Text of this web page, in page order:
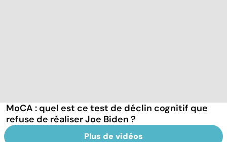
MoCA : quel est ce test de déclin cognitif que
refuse de réaliser Joe Biden ?
Plus de vidéos